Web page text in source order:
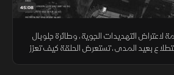
45:08
لاعتراض التهديدات الجوية، وطائرة جلوبال
بعيد المدى، تستعرض الحلقة كيف تعزز